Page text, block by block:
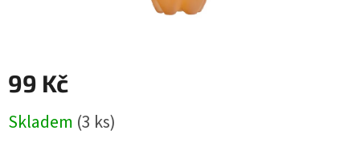
99 Kč
cena:
Skladem (3 ks)